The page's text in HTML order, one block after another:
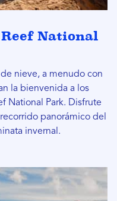
National
nieve, a menudo con
la bienvenida a los
National Park. Disfrute
panorámico del
invernal.